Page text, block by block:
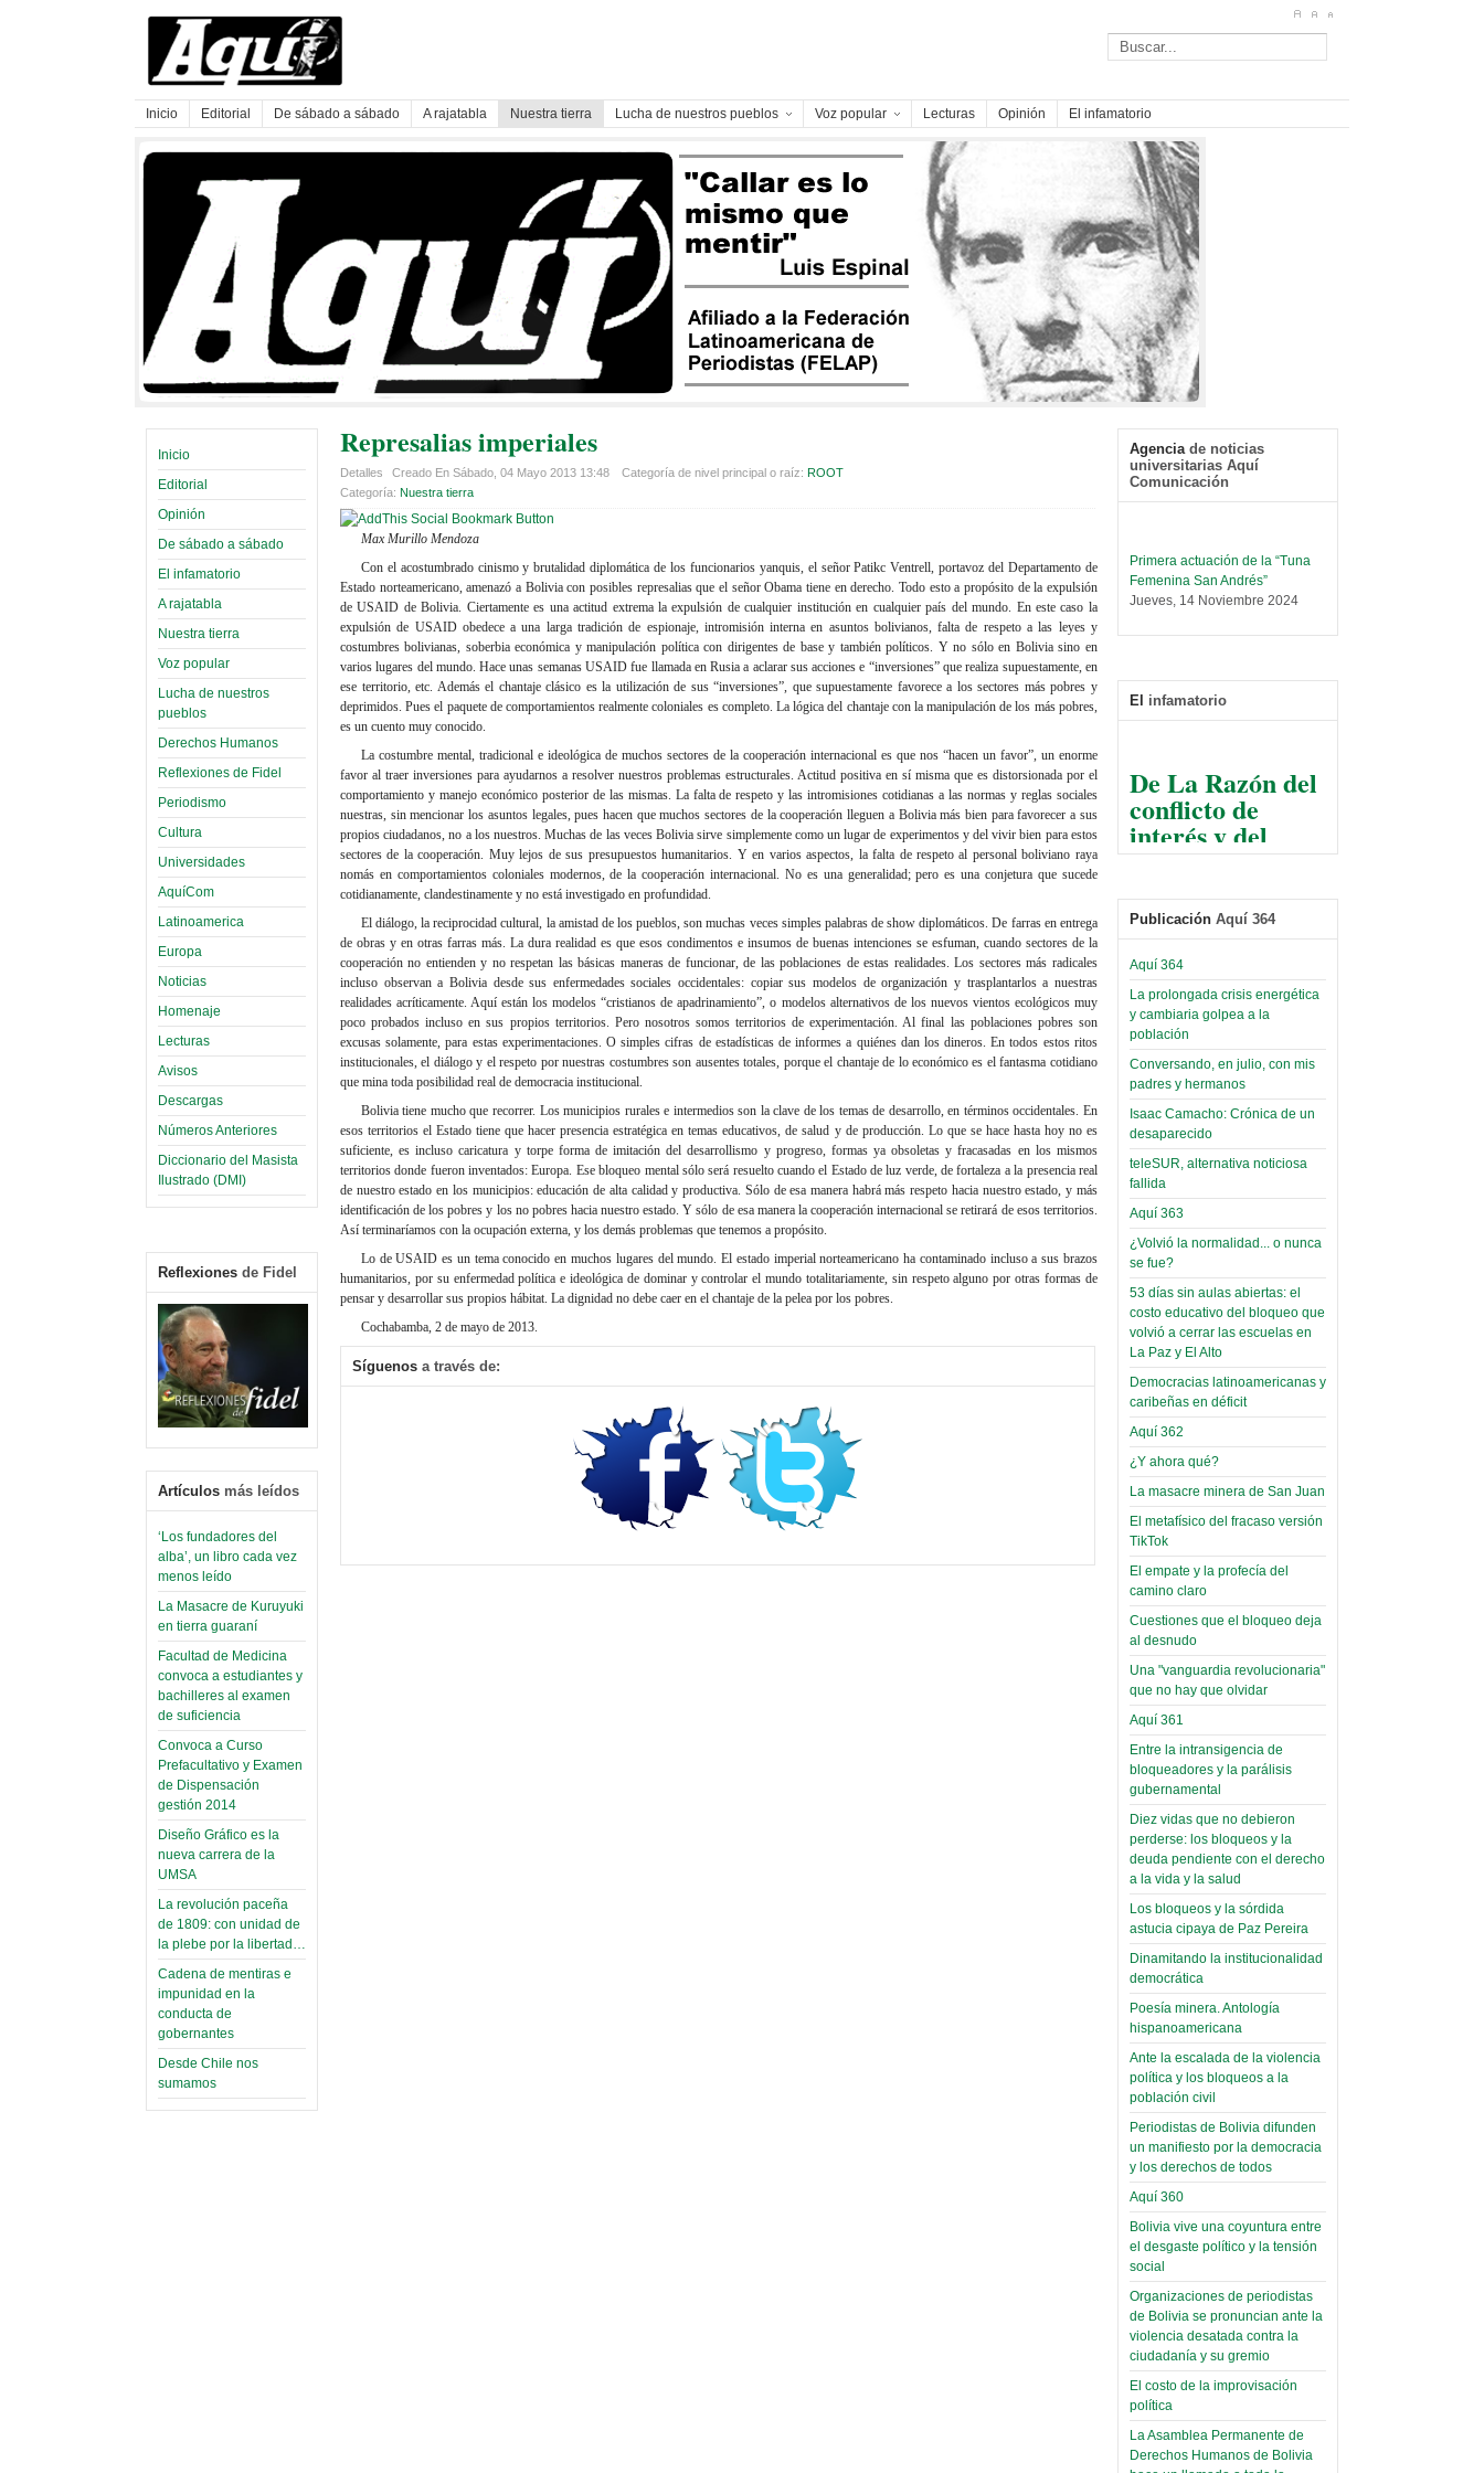
Inicio Editorial De sábado a sábado A rajatabla Nuestra tierra Lucha de nuestros pueblos Voz popular Lecturas Opinión El infamatorio
Inicio
Editorial
Opinión
De sábado a sábado
El infamatorio
A rajatabla
Nuestra tierra
Voz popular
Lucha de nuestros
pueblos
Derechos Humanos
Reflexiones de Fidel
Periodismo
Cultura
Universidades
AquíCom
Latinoamerica
Europa
Noticias
Homenaje
Lecturas
Avisos
Descargas
Números Anteriores
Diccionario del Masista
Ilustrado (DMI)
Reflexiones de Fidel
Artículos más leídos
‘Los fundadores del
alba’, un libro cada vez
menos leído
La Masacre de Kuruyuki
en tierra guaraní
Facultad de Medicina
convoca a estudiantes y
bachilleres al examen
de suficiencia
Convoca a Curso
Prefacultativo y Examen
de Dispensación
gestión 2014
Diseño Gráfico es la
nueva carrera de la
UMSA
La revolución paceña
de 1809: con unidad de
la plebe por la libertad…
Cadena de mentiras e
impunidad en la
conducta de
gobernantes
Desde Chile nos
sumamos
Represalias imperiales
Detalles Creado En Sábado, 04 Mayo 2013 13:48 Categoría de nivel principal o raíz: ROOT
Categoría: Nuestra tierra
Max Murillo Mendoza
Con el acostumbrado cinismo y brutalidad diplomática de los funcionarios yanquis, el señor Patikc Ventrell, portavoz del Departamento de
Estado norteamericano, amenazó a Bolivia con posibles represalias que el señor Obama tiene en derecho. Todo esto a propósito de la expulsión
de USAID de Bolivia. Ciertamente es una actitud extrema la expulsión de cualquier institución en cualquier país del mundo. En este caso la
expulsión de USAID obedece a una larga tradición de espionaje, intromisión interna en asuntos bolivianos, falta de respeto a las leyes y
costumbres bolivianas, soberbia económica y manipulación política con dirigentes de base y también políticos. Y no sólo en Bolivia sino en
varios lugares del mundo. Hace unas semanas USAID fue llamada en Rusia a aclarar sus acciones e “inversiones” que realiza supuestamente, en
ese territorio, etc. Además el chantaje clásico es la utilización de sus “inversiones”, que supuestamente favorece a los sectores más pobres y
deprimidos. Pues el paquete de comportamientos realmente coloniales es completo. La lógica del chantaje con la manipulación de los más pobres,
es un cuento muy conocido.
La costumbre mental, tradicional e ideológica de muchos sectores de la cooperación internacional es que nos “hacen un favor”, un enorme
favor al traer inversiones para ayudarnos a resolver nuestros problemas estructurales. Actitud positiva en sí misma que es distorsionada por el
comportamiento y manejo económico posterior de las mismas. La falta de respeto y las intromisiones cotidianas a las normas y reglas sociales
nuestras, sin mencionar los asuntos legales, pues hacen que muchos sectores de la cooperación lleguen a Bolivia más bien para favorecer a sus
propios ciudadanos, no a los nuestros. Muchas de las veces Bolivia sirve simplemente como un lugar de experimentos y del vivir bien para estos
sectores de la cooperación. Muy lejos de sus presupuestos humanitarios. Y en varios aspectos, la falta de respeto al personal boliviano raya
nomás en comportamientos coloniales modernos, de la cooperación internacional. No es una generalidad; pero es una conjetura que sucede
cotidianamente, clandestinamente y no está investigado en profundidad.
El diálogo, la reciprocidad cultural, la amistad de los pueblos, son muchas veces simples palabras de show diplomáticos. De farras en entrega
de obras y en otras farras más. La dura realidad es que esos condimentos e insumos de buenas intenciones se esfuman, cuando sectores de la
cooperación no entienden y no respetan las básicas maneras de funcionar, de las poblaciones de estas realidades. Los sectores más radicales
incluso observan a Bolivia desde sus enfermedades sociales occidentales: copiar sus modelos de organización y trasplantarlos a nuestras
realidades acríticamente. Aquí están los modelos “cristianos de apadrinamiento”, o modelos alternativos de los nuevos vientos ecológicos muy
poco probados incluso en sus propios territorios. Pero nosotros somos territorios de experimentación. Al final las poblaciones pobres son
excusas solamente, para estas experimentaciones. O simples cifras de estadísticas de informes a quiénes dan los dineros. En todos estos ritos
institucionales, el diálogo y el respeto por nuestras costumbres son ausentes totales, porque el chantaje de lo económico es el fantasma cotidiano
que mina toda posibilidad real de democracia institucional.
Bolivia tiene mucho que recorrer. Los municipios rurales e intermedios son la clave de los temas de desarrollo, en términos occidentales. En
esos territorios el Estado tiene que hacer presencia estratégica en temas educativos, de salud y de producción. Lo que se hace hasta hoy no es
suficiente, es incluso caricatura y torpe forma de imitación del desarrollismo y progreso, formas ya obsoletas y fracasadas en los mismos
territorios donde fueron inventados: Europa. Ese bloqueo mental sólo será resuelto cuando el Estado de luz verde, de fortaleza a la presencia real
de nuestro estado en los municipios: educación de alta calidad y productiva. Sólo de esa manera habrá más respeto hacia nuestro estado, y más
identificación de los pobres y los no pobres hacia nuestro estado. Y sólo de esa manera la cooperación internacional se retirará de esos territorios.
Así terminaríamos con la ocupación externa, y los demás problemas que tenemos a propósito.
Lo de USAID es un tema conocido en muchos lugares del mundo. El estado imperial norteamericano ha contaminado incluso a sus brazos
humanitarios, por su enfermedad política e ideológica de dominar y controlar el mundo totalitariamente, sin respeto alguno por otras formas de
pensar y desarrollar sus propios hábitat. La dignidad no debe caer en el chantaje de la pelea por los pobres.
Cochabamba, 2 de mayo de 2013.
Síguenos a través de:
Agencia de noticias
universitarias Aquí
Comunicación
Primera actuación de la “Tuna
Femenina San Andrés”
Jueves, 14 Noviembre 2024
Leer Más...
tráfico de personas
Centro de Estudiantes organiza
taller de software estadístico en
la UMSA
Sábado, 14 Septiembre 2024
certificados por apoyo al
Séptimo Encuentro de
Sábado, 14 Octubre 2023
Leer Más...
Trabajo Social de la UMSA
volverá a las urnas para elegir a
su directora
Sábado, 14 Octubre 2023
Leer Más...
Candidatos del MAS se
presentarán en la UMSA
Jueves, 14 Septiembre 2023
Leer Más...
Carrera de Geografía realiza
Segundo Congreso Nacional
Viernes, 14 Octubre 2022
Leer Más...
Docentes y estudiantes de
Trabajo Social de la UMSA
elegirán directora
Viernes, 14 Octubre 2022
Leer Más...
“Tuna Femenina San Andrés”
toca y canta con coraje
Miércoles, 14 Septiembre 2022
Leer Más...
Posesionan a dirigentes de
Asociación de Docentes
Domingo, 14 Agosto 2022
Leer Más...
El infamatorio
De La Razón del
conflicto de
interés y del
razonable arte
y esconder la
mano
El Infamatorio
Jueves, 10 Diciembre 2020
Read more...
Infierno Covid
parte VI:
Gabinete de
Áñez se atribuye
construcción de
hospitales
prefabricados en
la que no tuvo
participación;
más de 24 horas
después rectifica
parcialmente
El Infamatorio
Miércoles, 09 Diciembre 2020
Read more...
Interpretación
de un álbum de
narco-fotos
(Miscelánea
Palaciega 8)
El Infamatorio
Miércoles, 19 Junio 2019
Read more...
Cosmética
descolonizadora
(Miscelánea
palaciega 7)
El Infamatorio
Lunes, 27 Mayo 2019
Read more...
Creacionismo,
filtraciones e
inicio de la
campaña del
MAS
(Miscelánea
palaciega 6)
El Infamatorio
Domingo, 12 Mayo 2019
Read more...
Publicación Aquí 364
Aquí 364
La prolongada crisis energética
y cambiaria golpea a la
población
Conversando, en julio, con mis
padres y hermanos
Isaac Camacho: Crónica de un
desaparecido
teleSUR, alternativa noticiosa
fallida
Aquí 363
¿Volvió la normalidad... o nunca
se fue?
53 días sin aulas abiertas: el
costo educativo del bloqueo que
volvió a cerrar las escuelas en
La Paz y El Alto
Democracias latinoamericanas y
caribeñas en déficit
Aquí 362
¿Y ahora qué?
La masacre minera de San Juan
El metafísico del fracaso versión
TikTok
El empate y la profecía del
camino claro
Cuestiones que el bloqueo deja
al desnudo
Una "vanguardia revolucionaria"
que no hay que olvidar
Aquí 361
Entre la intransigencia de
bloqueadores y la parálisis
gubernamental
Diez vidas que no debieron
perderse: los bloqueos y la
deuda pendiente con el derecho
a la vida y la salud
Los bloqueos y la sórdida
astucia cipaya de Paz Pereira
Dinamitando la institucionalidad
democrática
Poesía minera. Antología
hispanoamericana
Ante la escalada de la violencia
política y los bloqueos a la
población civil
Periodistas de Bolivia difunden
un manifiesto por la democracia
y los derechos de todos
Aquí 360
Bolivia vive una coyuntura entre
el desgaste político y la tensión
social
Organizaciones de periodistas
de Bolivia se pronuncian ante la
violencia desatada contra la
ciudadanía y su gremio
El costo de la improvisación
política
La Asamblea Permanente de
Derechos Humanos de Bolivia